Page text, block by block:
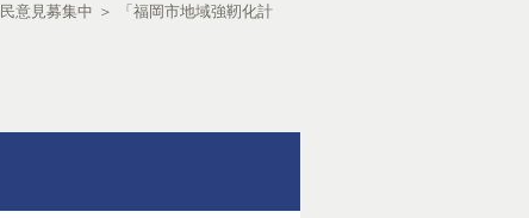
意見募集中 ＞
「福岡市地域強靭化計